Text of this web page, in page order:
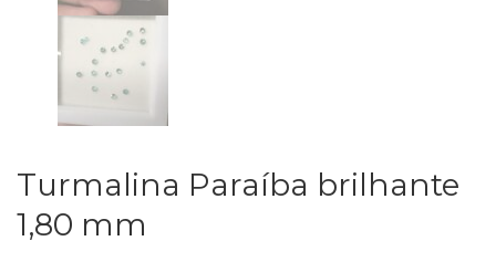
Turmalina Paraíba brilhante
1,80 mm